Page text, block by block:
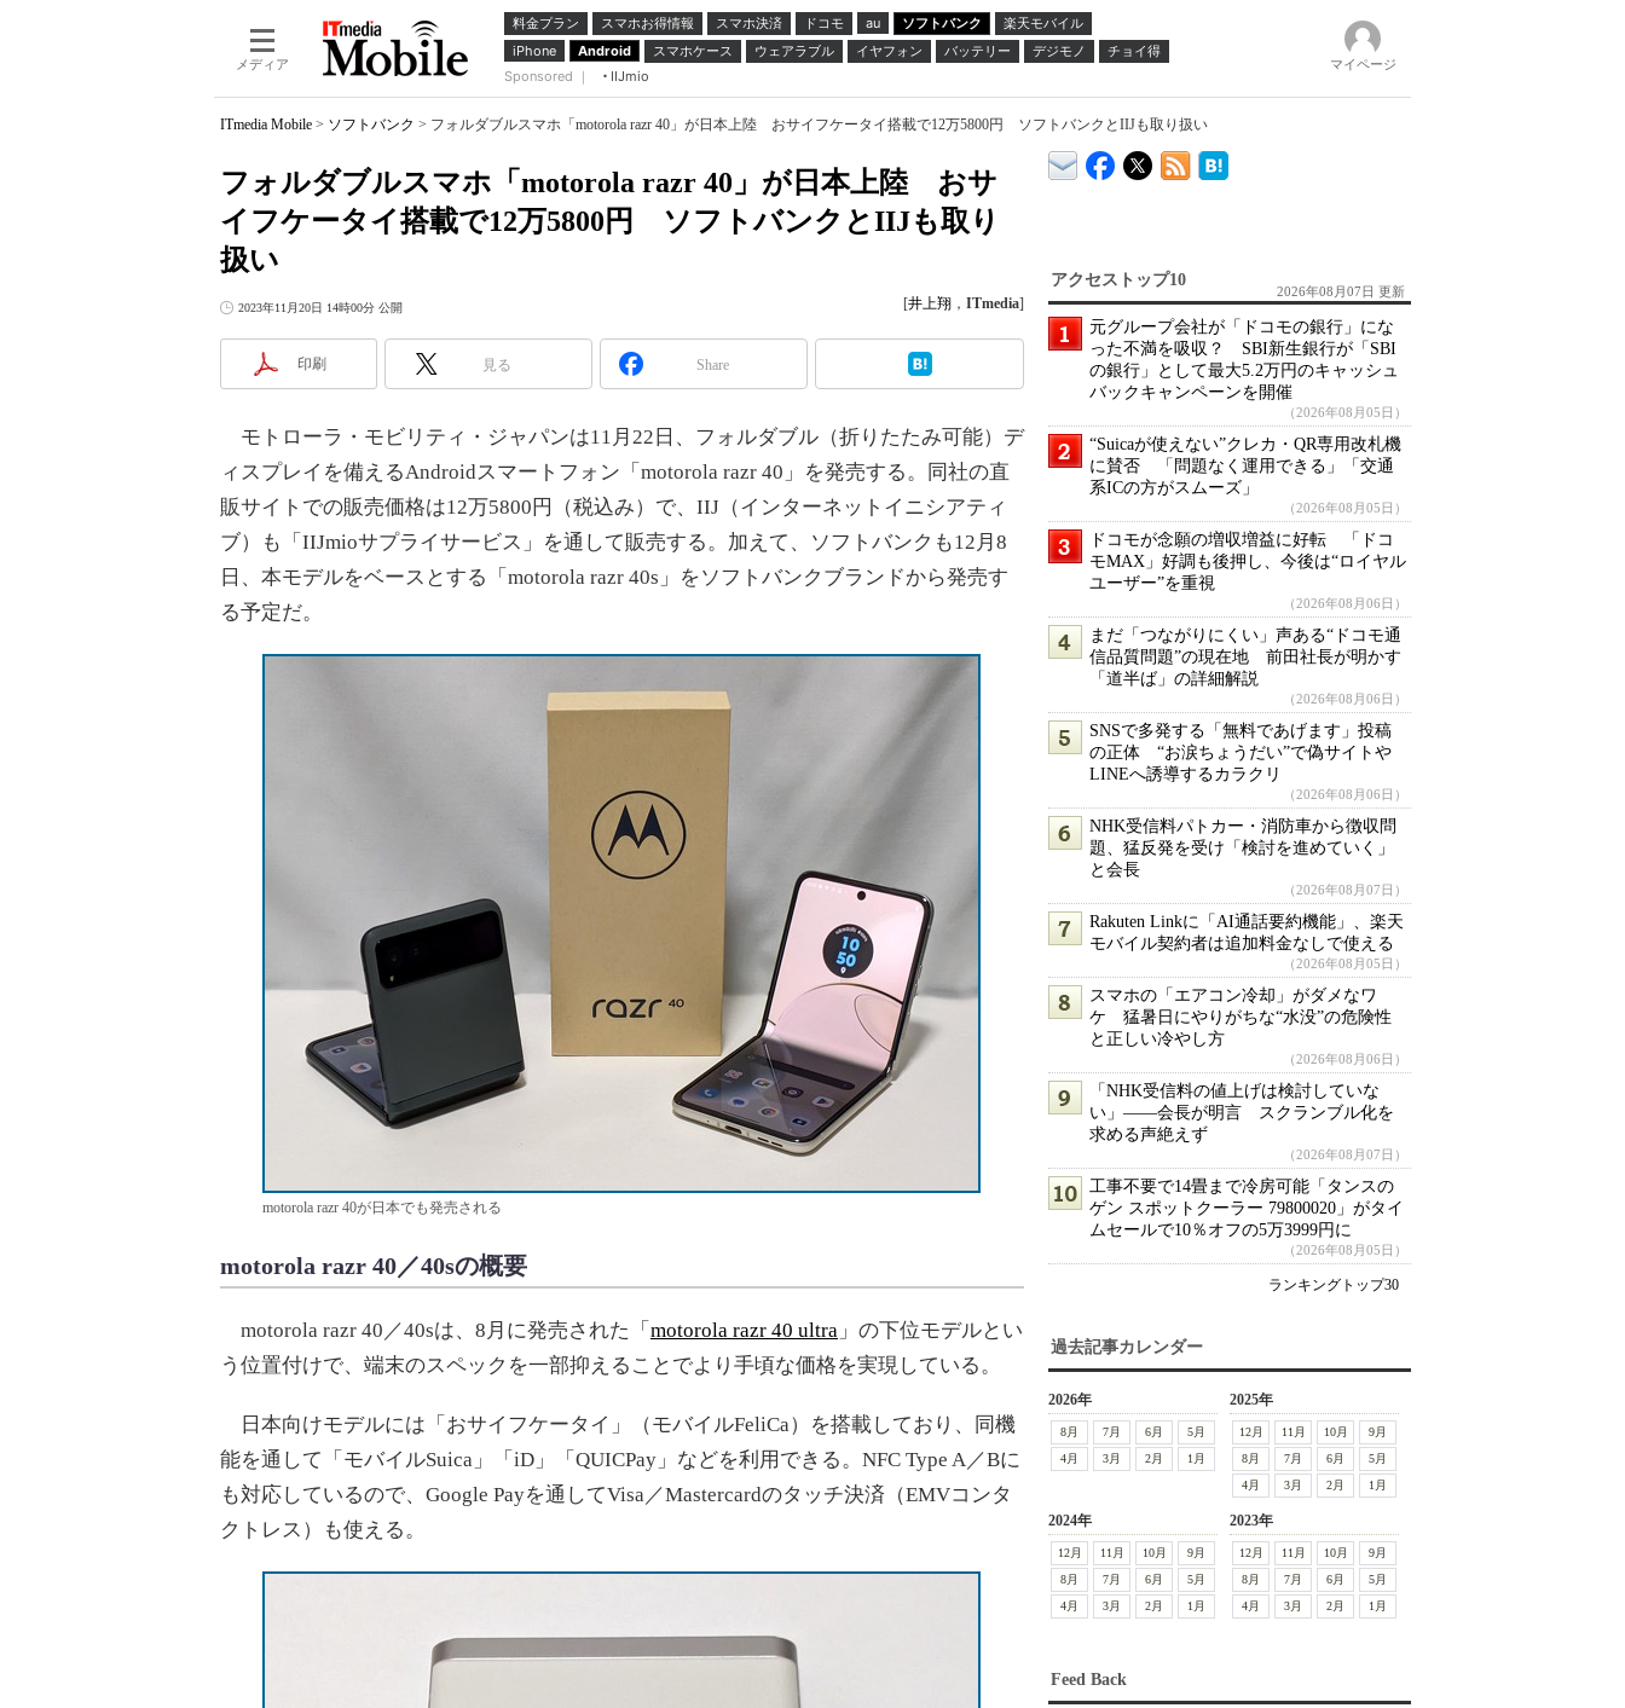
メディア
料金プラン スマホお得情報 スマホ決済 ドコモ au ソフトバンク
楽天モバイル
iPhone
Android スマホケース ウェアラブル イヤフォン バッテリー デジモノ
チョイ得
Sponsored ｜
IIJmio
マイページ
ITmedia Mobile > ソフトバンク > フォルダブルスマホ「motorola razr 40」が日本上陸 おサイフケータイ搭載で12万5800円 ソフトバンクとIIJも取り扱い
フォルダブルスマホ「motorola razr 40」が日本上陸 おサ
イフケータイ搭載で12万5800円 ソフトバンクとIIJも取り
扱い
2023年11月20日 14時00分 公開 [井上翔 ， ITmedia]
印刷 見る Share
モトローラ・モビリティ・ジャパンは11月22日、フォルダブル（折りたたみ可能）デ
ィスプレイを備えるAndroidスマートフォン「motorola razr 40」を発売する。同社の直
販サイトでの販売価格は12万5800円（税込み）で、IIJ（インターネットイニシアティ
ブ）も「IIJmioサプライサービス」を通して販売する。加えて、ソフトバンクも12月8
日、本モデルをベースとする「motorola razr 40s」をソフトバンクブランドから発売す
る予定だ。
motorola razr 40が日本でも発売される
motorola razr 40／40sの概要
motorola razr 40／40sは、8月に発売された「 motorola razr 40 ultra 」の下位モデルとい
う位置付けで、端末のスペックを一部抑えることでより手頃な価格を実現している。
日本向けモデルには「おサイフケータイ」（モバイルFeliCa）を搭載しており、同機
能を通して「モバイルSuica」「iD」「QUICPay」などを利用できる。NFC Type A／Bに
も対応しているので、Google Payを通してVisa／Mastercardのタッチ決済（EMVコンタ
クトレス）も使える。
アクセストップ10
2026年08月07日 更新
元グループ会社が「ドコモの銀行」にな
った不満を吸収？ SBI新生銀行が「SBI
の銀行」として最大5.2万円のキャッシュ
バックキャンペーンを開催
（2026年08月05日）
“Suicaが使えない”クレカ・QR専用改札機
に賛否 「問題なく運用できる」「交通
系ICの方がスムーズ」
（2026年08月05日）
ドコモが念願の増収増益に好転 「ドコ
モMAX」好調も後押し、今後は“ロイヤル
ユーザー”を重視
（2026年08月06日）
まだ「つながりにくい」声ある“ドコモ通
信品質問題”の現在地 前田社長が明かす
「道半ば」の詳細解説
（2026年08月06日）
SNSで多発する「無料であげます」投稿
の正体 “お涙ちょうだい”で偽サイトや
LINEへ誘導するカラクリ
（2026年08月06日）
NHK受信料パトカー・消防車から徴収問
題、猛反発を受け「検討を進めていく」
と会長
（2026年08月07日）
Rakuten Linkに「AI通話要約機能」、楽天
モバイル契約者は追加料金なしで使える
（2026年08月05日）
スマホの「エアコン冷却」がダメなワ
ケ 猛暑日にやりがちな“水没”の危険性
と正しい冷やし方
（2026年08月06日）
「NHK受信料の値上げは検討していな
い」――会長が明言 スクランブル化を
求める声絶えず
（2026年08月07日）
工事不要で14畳まで冷房可能「タンスの
ゲン スポットクーラー 79800020」がタイ
ムセールで10％オフの5万3999円に
（2026年08月05日）
ランキングトップ30
過去記事カレンダー
2026年
8月 7月 6月
5月
4月
3月 2月 1月
2025年
12月 11月 10月
9月
8月
7月 6月
5月
4月
3月 2月 1月
2024年
12月 11月 10月
9月
8月
7月 6月
5月
4月
3月 2月 1月
2023年
12月 11月 10月
9月
8月
7月 6月
5月
4月
3月 2月 1月
Feed Back